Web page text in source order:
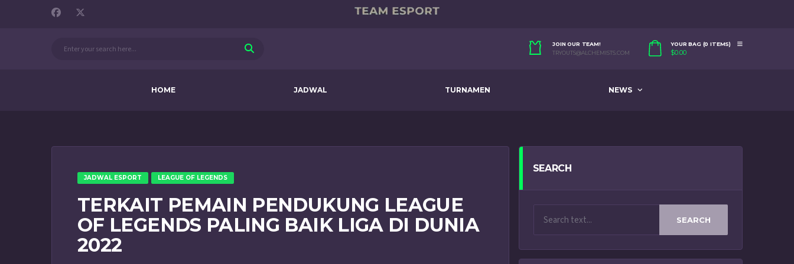
JOIN OUR TEAM!
TRYOUTS@ALCHEMISTS.COM
YOUR BAG (0 ITEMS)
$0.00
HOME JADWAL TURNAMEN NEWS
JADWAL ESPORT LEAGUE OF LEGENDS
TERKAIT PEMAIN PENDUKUNG LEAGUE
OF LEGENDS PALING BAIK LIGA DI DUNIA
2022
SEARCH
SEARCH